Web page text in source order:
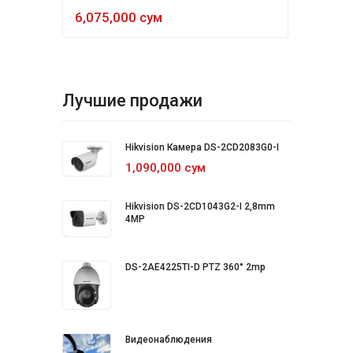
6,075,000 сум
Лучшие продажи
Hikvision Камера DS-2CD2083G0-I
1,090,000 сум
Hikvision DS-2CD1043G2-I 2,8mm
4MP
DS-2AE4225TI-D PTZ 360° 2mp
Видеонаблюдения